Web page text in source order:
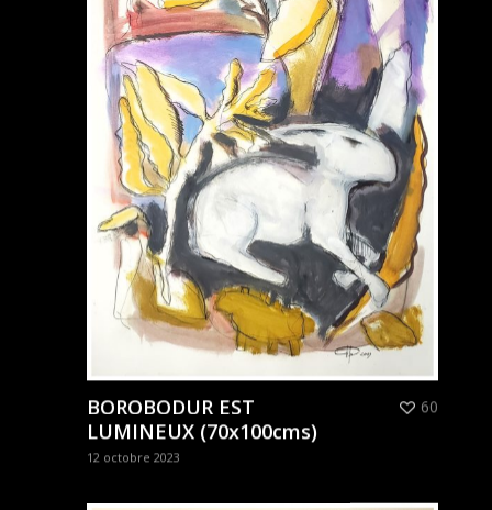
BOROBODUR EST
LUMINEUX (70x100cms)
12 octobre 2023
60